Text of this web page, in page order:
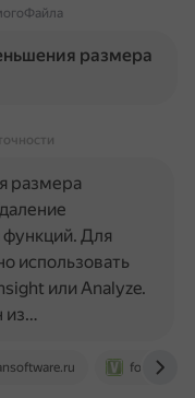
размера
размера
Для
использовать
или Analyze.
из…